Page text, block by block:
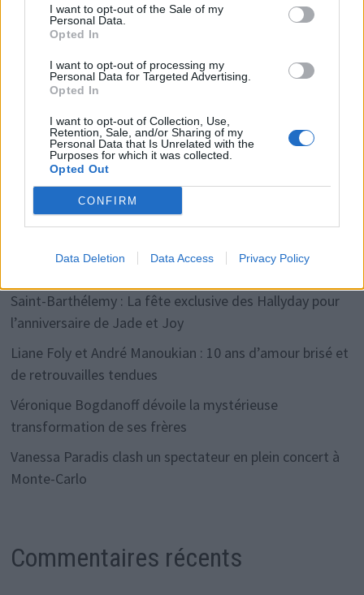
I want to opt-out of the Sale of my
Personal Data.
Opted In
I want to opt-out of processing my
Personal Data for Targeted Advertising.
Opted In
I want to opt-out of Collection, Use,
Retention, Sale, and/or Sharing of my
Personal Data that Is Unrelated with the
Purposes for which it was collected.
Opted Out
CONFIRM
Data Deletion Data Access Privacy Policy
Vous pouvez consulter
Vous pouvez consulter
Rechercher
Articles récents
Laurent Voulzy dévoile pourquoi il a changé de nom et
Saint-Barthélemy : La fête exclusive des Hallyday pour
l’anniversaire de Jade et Joy
Liane Foly et André Manoukian : 10 ans d’amour brisé et
de retrouvailles tendues
Véronique Bogdanoff dévoile la mystérieuse
transformation de ses frères
Vanessa Paradis clash un spectateur en plein concert à
Monte-Carlo
Commentaires récents